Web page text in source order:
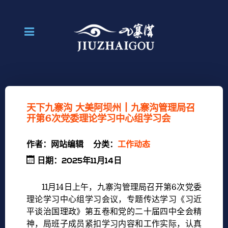
天下九寨沟 大美阿坝州 | 九寨沟管理局召
开第6次党委理论学习中心组学习会
作者： 网站编辑 分类： 工作动态
日期：2025年11月14日
11月14日上午，九寨沟管理局召开第6次党委
理论学习中心组学习会议，专题传达学习《习近
平谈治国理政》第五卷和党的二十届四中全会精
神，局班子成员紧扣学习内容和工作实际，认真